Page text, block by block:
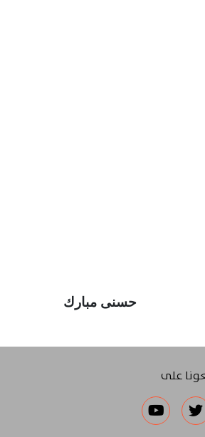
حسنى مبارك
على